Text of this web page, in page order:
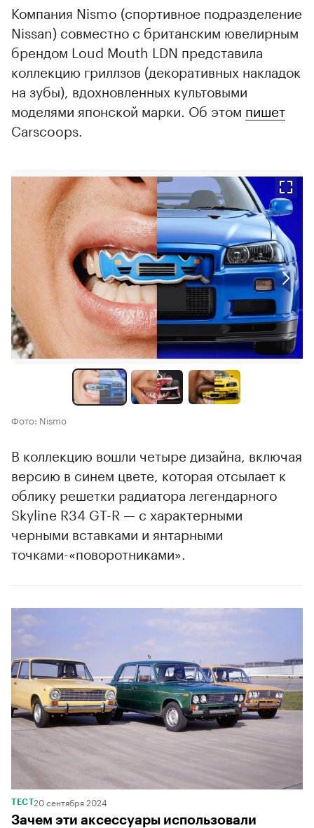
Компания Nismo (спортивное подразделение
Nissan) совместно с британским ювелирным
брендом Loud Mouth LDN представила
коллекцию гриллзов (декоративных накладок
на зубы), вдохновленных культовыми
моделями японской марки. Об этом пишет
Carscoops.
Фото: Nismo
В коллекцию вошли четыре дизайна, включая
версию в синем цвете, которая отсылает к
облику решетки радиатора легендарного
Skyline R34 GT-R — с характерными
черными вставками и янтарными
точками-«поворотниками».
ТЕСТ 20 сентября 2024
Зачем эти аксессуары использовали